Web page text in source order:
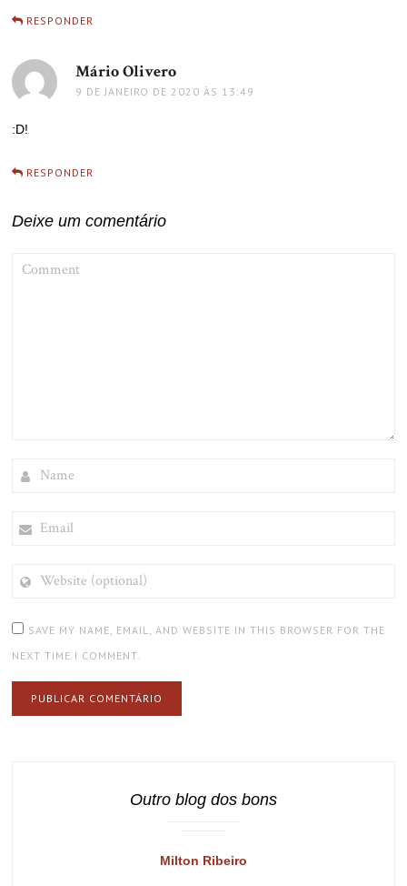
RESPONDER
Mário Olivero
9 DE JANEIRO DE 2020 ÀS 13:49
:D!
RESPONDER
Deixe um comentário
(OPTIONAL)
SAVE MY NAME, EMAIL, AND WEBSITE IN THIS BROWSER FOR THE
NEXT TIME I COMMENT.
Outro blog dos bons
Milton Ribeiro